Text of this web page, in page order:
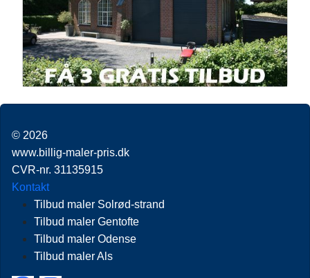
© 2026
www.billig-maler-pris.dk
CVR-nr. 31135915
Kontakt
Tilbud maler Solrød-strand
Tilbud maler Gentofte
Tilbud maler Odense
Tilbud maler Als